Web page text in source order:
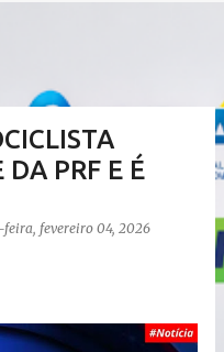
DA PRF E É
fevereiro 04, 2026